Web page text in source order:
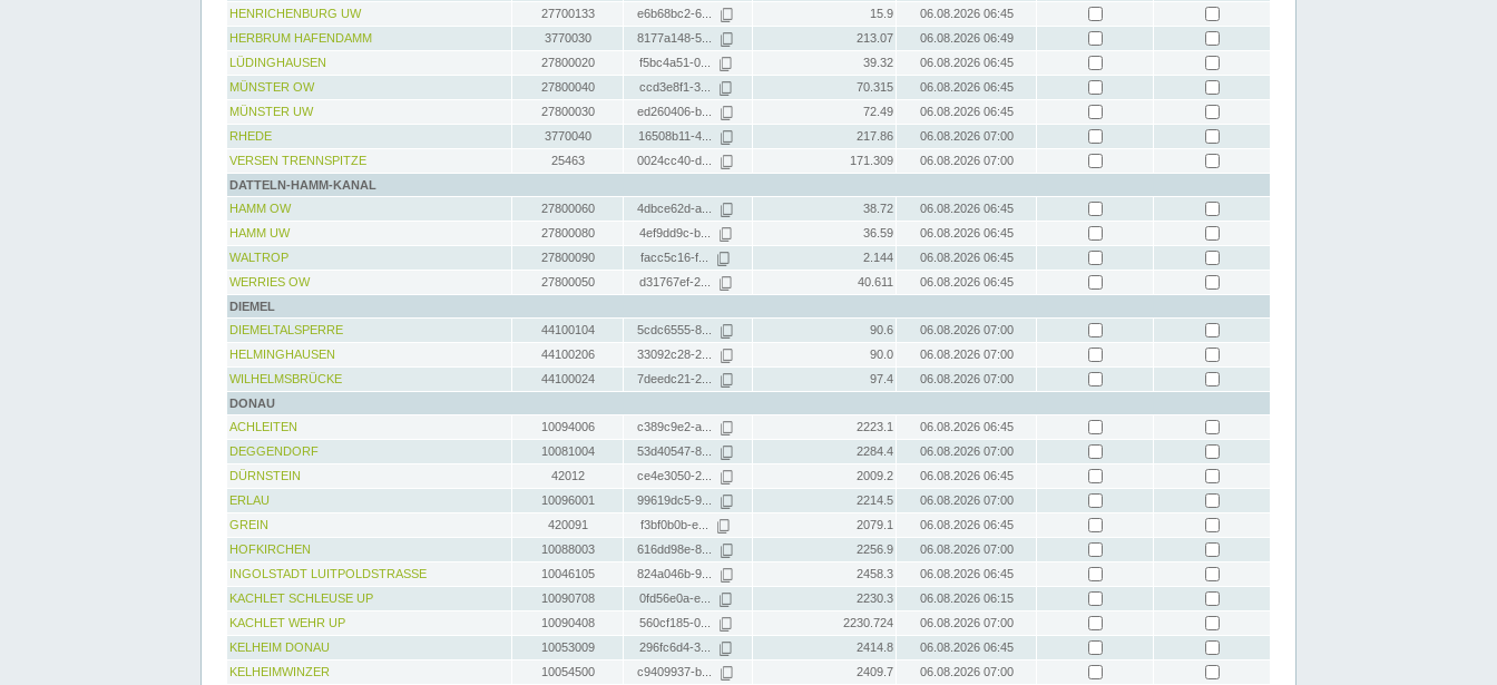
HENRICHENBURG UW
27700133 e6b68bc2-6... 15.9
06.08.2026 06:45
HERBRUM HAFENDAMM
3770030 8177a148-5... 213.07
06.08.2026 06:49
LÜDINGHAUSEN
27800020 f5bc4a51-0... 39.32
06.08.2026 06:45
MÜNSTER OW
27800040 ccd3e8f1-3... 70.315
06.08.2026 06:45
MÜNSTER UW
27800030 ed260406-b... 72.49
06.08.2026 06:45
RHEDE
3770040 16508b11-4... 217.86
06.08.2026 07:00
VERSEN TRENNSPITZE
25463 0024cc40-d... 171.309
06.08.2026 07:00
DATTELN-HAMM-KANAL
HAMM OW
27800060 4dbce62d-a... 38.72
06.08.2026 06:45
HAMM UW
27800080 4ef9dd9c-b... 36.59
06.08.2026 06:45
WALTROP
27800090 facc5c16-f... 2.144
06.08.2026 06:45
WERRIES OW
27800050 d31767ef-2... 40.611
06.08.2026 06:45
DIEMEL
DIEMELTALSPERRE
44100104 5cdc6555-8... 90.6
06.08.2026 07:00
HELMINGHAUSEN
44100206 33092c28-2... 90.0
06.08.2026 07:00
WILHELMSBRÜCKE
44100024 7deedc21-2... 97.4
06.08.2026 07:00
DONAU
ACHLEITEN
10094006 c389c9e2-a... 2223.1
06.08.2026 06:45
DEGGENDORF
10081004 53d40547-8... 2284.4
06.08.2026 07:00
DÜRNSTEIN
42012 ce4e3050-2... 2009.2
06.08.2026 06:45
ERLAU
10096001 99619dc5-9... 2214.5
06.08.2026 07:00
GREIN
420091 f3bf0b0b-e... 2079.1
06.08.2026 06:45
HOFKIRCHEN
10088003 616dd98e-8... 2256.9
06.08.2026 07:00
INGOLSTADT LUITPOLDSTRASSE
10046105 824a046b-9... 2458.3
06.08.2026 06:45
KACHLET SCHLEUSE UP
10090708 0fd56e0a-e... 2230.3
06.08.2026 06:15
KACHLET WEHR UP
10090408 560cf185-0... 2230.724
06.08.2026 07:00
KELHEIM DONAU
10053009 296fc6d4-3... 2414.8
06.08.2026 06:45
KELHEIMWINZER
10054500 c9409937-b... 2409.7
06.08.2026 07:00